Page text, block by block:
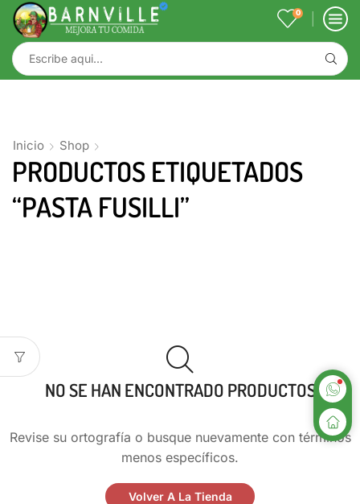
0
Inicio Shop
PRODUCTOS ETIQUETADOS
“PASTA FUSILLI”
NO SE HAN ENCONTRADO PRODUCTOS
Revise su ortografía o busque nuevamente con términos
menos específicos.
Volver A La Tienda